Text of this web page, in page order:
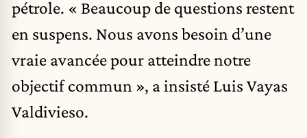
pétrole. « Beaucoup de questions restent
en suspens. Nous avons besoin d’une
vraie avancée pour atteindre notre
objectif commun », a insisté Luis Vayas
Valdivieso.